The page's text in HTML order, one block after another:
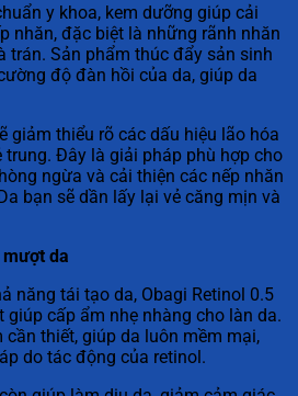
y khoa, kem dưỡng giúp cải
nhăn, đặc biệt là những rãnh nhăn
trán. Sản phẩm thúc đẩy sản sinh
độ đàn hồi của da, giúp da
giảm thiểu rõ các dấu hiệu lão hóa
trung. Đây là giải pháp phù hợp cho
ngừa và cải thiện các nếp nhăn
bạn sẽ dần lấy lại vẻ căng mịn và
da
năng tái tạo da, Obagi Retinol 0.5
cấp ẩm nhẹ nhàng cho làn da.
thiết, giúp da luôn mềm mại,
do tác động của retinol.